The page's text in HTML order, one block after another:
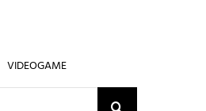
VIDEOGAME